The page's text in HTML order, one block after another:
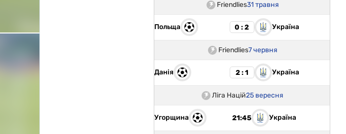
Friendlies31 травня
Польща 0 : 2 Україна
Friendlies7 червня
Данія 2 : 1 Україна
Ліга Націй25 вересня
Угорщина 21:45 Україна